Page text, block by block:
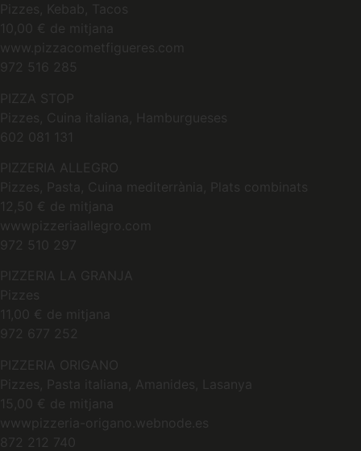
Pizzes, Kebab, Tacos
10,00 € de mitjana
www.pizzacometfigueres.com
972 516 285
PIZZA STOP
Pizzes, Cuina italiana, Hamburgueses
602 081 131
PIZZERIA ALLEGRO
Pizzes, Pasta, Cuina mediterrània, Plats combinats
12,50 € de mitjana
wwwpizzeriaallegro.com
972 510 297
PIZZERIA LA GRANJA
Pizzes
11,00 € de mitjana
972 677 252
PIZZERIA ORIGANO
Pizzes, Pasta italiana, Amanides, Lasanya
15,00 € de mitjana
wwwpizzeria-origano.webnode.es
872 212 740